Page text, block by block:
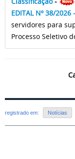
EDITAL Nº 38/2026
servidores para
Processo Seletivo
registrado em: Notícias